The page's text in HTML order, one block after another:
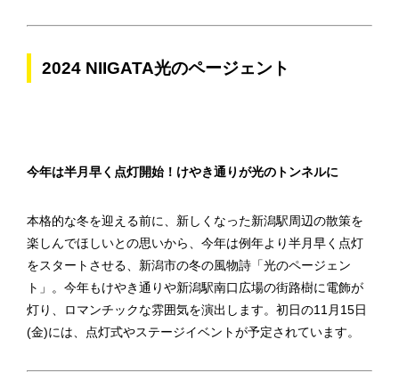
2024 NIIGATA光のページェント
今年は半月早く点灯開始！けやき通りが光のトンネルに
本格的な冬を迎える前に、新しくなった新潟駅周辺の散策を
楽しんでほしいとの思いから、今年は例年より半月早く点灯
をスタートさせる、新潟市の冬の風物詩「光のページェン
ト」。今年もけやき通りや新潟駅南口広場の街路樹に電飾が
灯り、ロマンチックな雰囲気を演出します。初日の11月15日
(金)には、点灯式やステージイベントが予定されています。